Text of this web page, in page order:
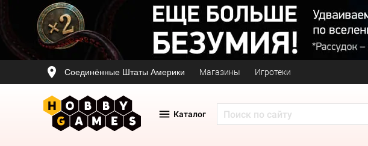
Соединённые Штаты Америки Магазины Игротеки
Каталог